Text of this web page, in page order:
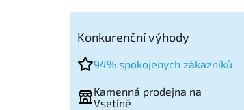
Konkurenční výhody
94% spokojenych zákazníků
Kamenná prodejna na
Vsetíně